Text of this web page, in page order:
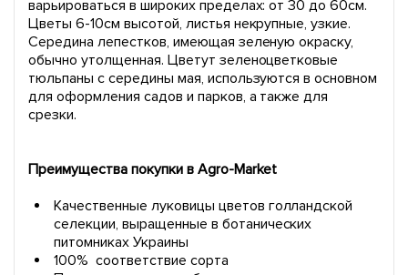
варьироваться в широких пределах: от 30 до 60см.
Цветы 6-10см высотой, листья некрупные, узкие.
Середина лепестков, имеющая зеленую окраску,
обычно утолщенная. Цветут зеленоцветковые
тюльпаны с середины мая, используются в основном
для оформления садов и парков, а также для
срезки.
Преимущества покупки в Agro-Market
Качественные луковицы цветов голландской
селекции, выращенные в ботанических
питомниках Украины
100% соответствие сорта